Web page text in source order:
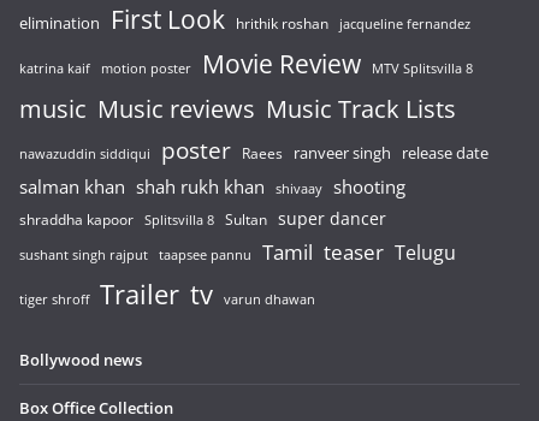
elimination First Look hrithik roshan jacqueline fernandez
katrina kaif motion poster Movie Review MTV Splitsvilla 8
music Music reviews Music Track Lists
nawazuddin siddiqui poster Raees ranveer singh release date
salman khan shah rukh khan shivaay shooting
shraddha kapoor Splitsvilla 8 Sultan super dancer
sushant singh rajput taapsee pannu Tamil teaser Telugu
tiger shroff Trailer tv varun dhawan
Bollywood news
Box Office Collection